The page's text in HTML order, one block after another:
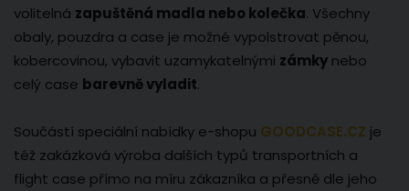
volitelná zapuštěná madla nebo kolečka. Všechny
obaly, pouzdra a case je možné vypolstrovat pěnou,
kobercovinou, vybavit uzamykatelnými zámky nebo
celý case barevně vyladit.
Součástí speciální nabídky e-shopu GOODCASE.CZ je
též zakázková výroba dalších typů transportních a
flight case přímo na míru zákazníka a přesně dle jeho